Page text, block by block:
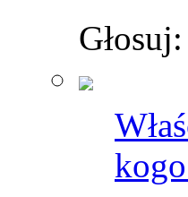
Głosuj: